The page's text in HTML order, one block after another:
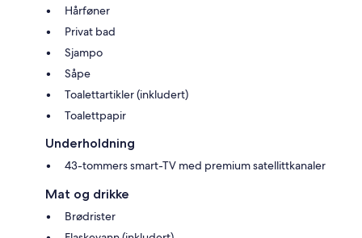
Hårføner
Privat bad
Sjampo
Såpe
Toalettartikler (inkludert)
Toalettpapir
Underholdning
43-tommers smart-TV med premium satellittkanaler
Mat og drikke
Brødrister